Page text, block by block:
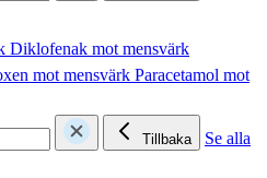
Diklofenak mot mensvärk
mot mensvärk Paracetamol mot
Tillbaka
Se alla